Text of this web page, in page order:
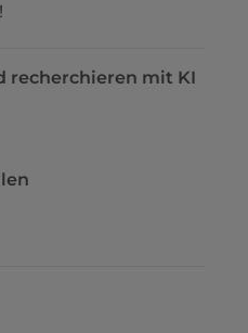
recherchieren mit KI